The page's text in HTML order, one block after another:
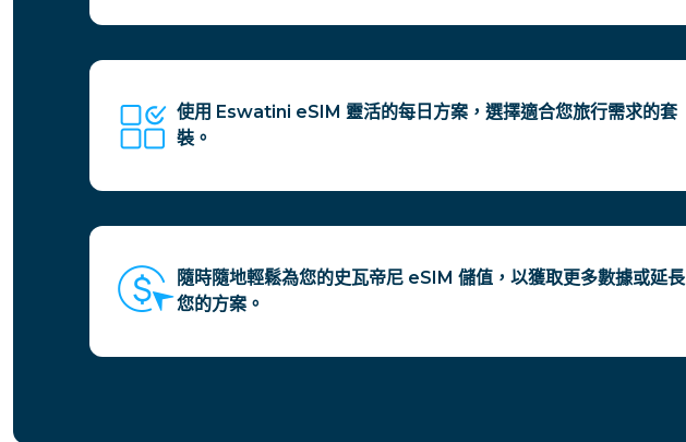
使用 Eswatini eSIM 靈活的每日方案，選擇適合您旅行需求的套
裝。
隨時隨地輕鬆為您的史瓦帝尼 eSIM 儲值，以獲取更多數據或延長
您的方案。